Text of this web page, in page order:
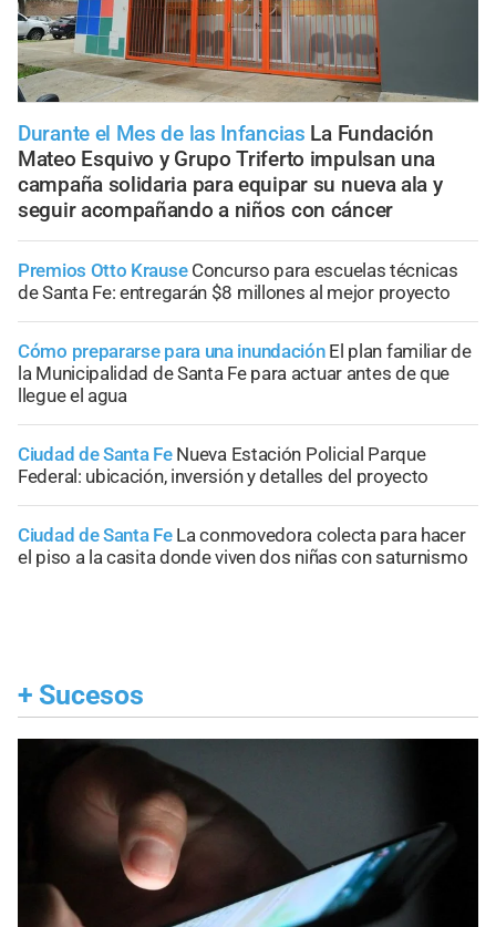
Durante el Mes de las Infancias La Fundación
Mateo Esquivo y Grupo Triferto impulsan una
campaña solidaria para equipar su nueva ala y
seguir acompañando a niños con cáncer
Premios Otto Krause Concurso para escuelas técnicas
de Santa Fe: entregarán $8 millones al mejor proyecto
Cómo prepararse para una inundación El plan familiar de
la Municipalidad de Santa Fe para actuar antes de que
llegue el agua
Ciudad de Santa Fe Nueva Estación Policial Parque
Federal: ubicación, inversión y detalles del proyecto
Ciudad de Santa Fe La conmovedora colecta para hacer
el piso a la casita donde viven dos niñas con saturnismo
+ Sucesos